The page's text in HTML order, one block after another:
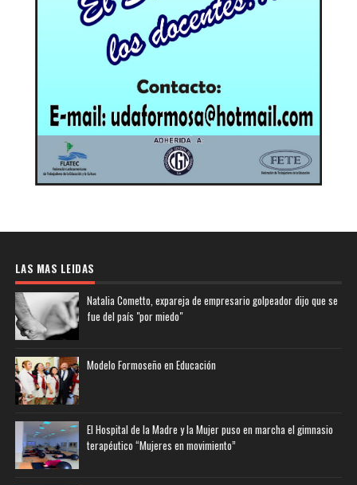
LAS MAS LEIDAS
Natalia Cometto, expareja de empresario golpeador dijo que se
fue del país "por miedo"
Modelo Formoseño en Educación
El Hospital de la Madre y la Mujer puso en marcha el gimnasio
terapéutico “Mujeres en movimiento”